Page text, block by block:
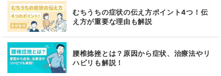
むちうちの症状の伝え方ポイント4つ！伝
え方が重要な理由も解説
腰椎捻挫とは？原因から症状、治療法やリ
ハビリも解説！